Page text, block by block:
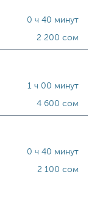
0 ч 40 минут
2 200 сом
1 ч 00 минут
4 600 сом
0 ч 40 минут
2 100 сом